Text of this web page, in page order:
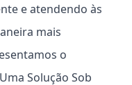
e atendendo às
mais
o
Solução Sob